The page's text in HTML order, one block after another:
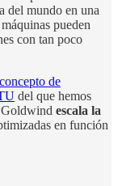
del mundo en una
pueden
con tan poco
de
del que hemos
Goldwind escala la
en función